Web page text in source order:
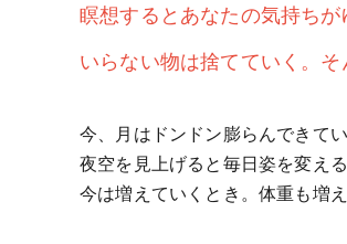
瞑想するとあなたの気持ちが
いらない物は捨てていく。そ
今、月はドンドン膨らんできてい
夜空を見上げると毎日姿を変え
今は増えていくとき。体重も増